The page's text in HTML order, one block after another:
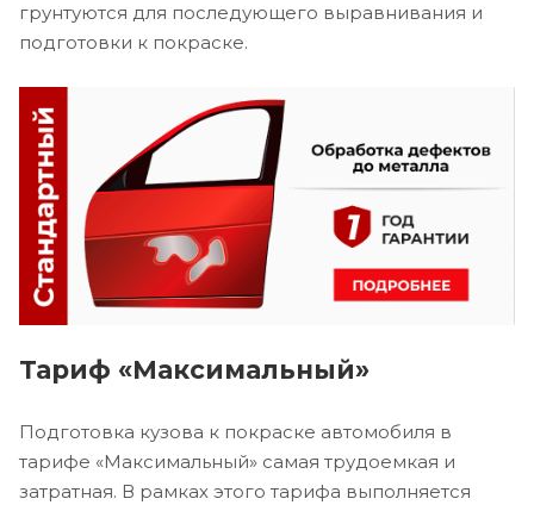
грунтуются для последующего выравнивания и
подготовки к покраске.
Тариф «Максимальный»
Подготовка кузова к покраске автомобиля в
тарифе «Максимальный» самая трудоемкая и
затратная. В рамках этого тарифа выполняется